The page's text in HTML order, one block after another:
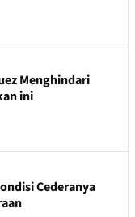
Menghindari
ini
Cederanya